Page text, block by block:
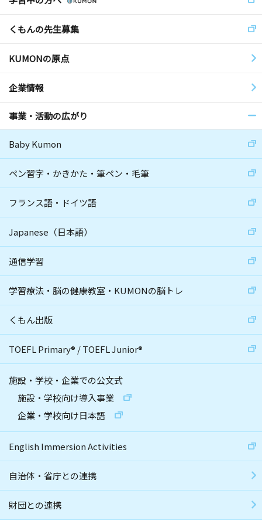
くもんの先生募集
KUMONの原点
企業情報
事業・活動の広がり
Baby Kumon
ペン習字・かきかた・筆ペン・毛筆
フランス語・ドイツ語
Japanese（日本語）
通信学習
学習療法・脳の健康教室・KUMONの脳トレ
くもん出版
TOEFL Primary® /TOEFL Junior®
施設・学校・企業での公文式
施設・学校向け導入事業
企業・学校向け日本語
English Immersion Activities
自治体・省庁との連携
財団との連携